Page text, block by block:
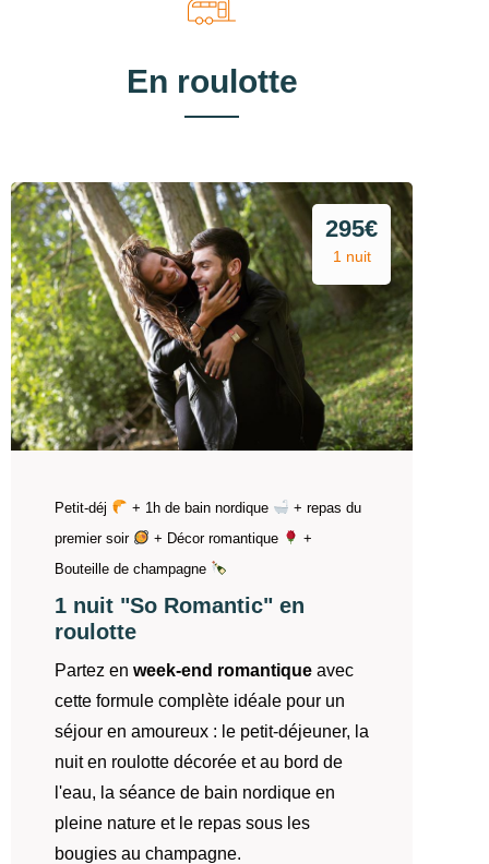
En roulotte
295€
1 nuit
Petit-déj + 1h de bain nordique
+ repas du
premier soir
+ Décor romantique
+
Bouteille de champagne
1 nuit "So Romantic" en
roulotte
Partez en week-end romantique avec
cette formule complète idéale pour un
séjour en amoureux : le petit-déjeuner, la
nuit en roulotte décorée et au bord de
l'eau, la séance de bain nordique en
pleine nature et le repas sous les
bougies au champagne.